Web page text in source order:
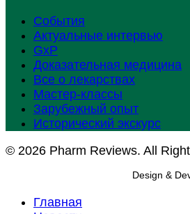
События
Актуальные интервью
GxP
Доказательная медицина
Все о лекарствах
Мастер-классы
Зарубежный опыт
Исторический экскурс
© 2026 Pharm Reviews. All
Design &
Главная